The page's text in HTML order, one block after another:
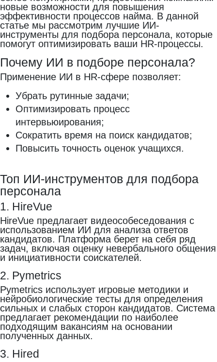
новые возможности для повышения
эффективности процессов найма. В данной
статье мы рассмотрим лучшие ИИ-
инструменты для подбора персонала, которые
помогут оптимизировать ваши HR-процессы.
Почему ИИ в подборе персонала?
Применение ИИ в HR-сфере позволяет:
Убрать рутинные задачи;
Оптимизировать процесс
интервьюирования;
Сократить время на поиск кандидатов;
Повысить точность оценок учащихся.
Топ ИИ-инструментов для подбора
персонала
1. HireVue
HireVue предлагает видеособеседования с
использованием ИИ для анализа ответов
кандидатов. Платформа берет на себя ряд
задач, включая оценку невербального общения
и инициативности соискателей.
2. Pymetrics
Pymetrics использует игровые методики и
нейробиологические тесты для определения
сильных и слабых сторон кандидатов. Система
предлагает рекомендации по наиболее
подходящим вакансиям на основании
полученных данных.
3. Hired